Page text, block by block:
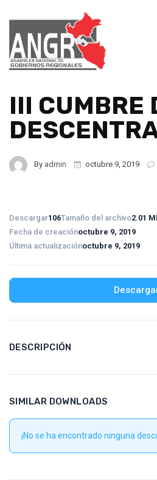
III CUMBRE
By admin octubre 9, 2019
Descargar106Tamaño del archivo2.01
Fecha de creaciónoctubre 9, 2019
Última actualizaciónoctubre 9, 2019
DESCRIPCIÓN
SIMILAR DOWNLOADS
¡No se ha encontrado ninguna